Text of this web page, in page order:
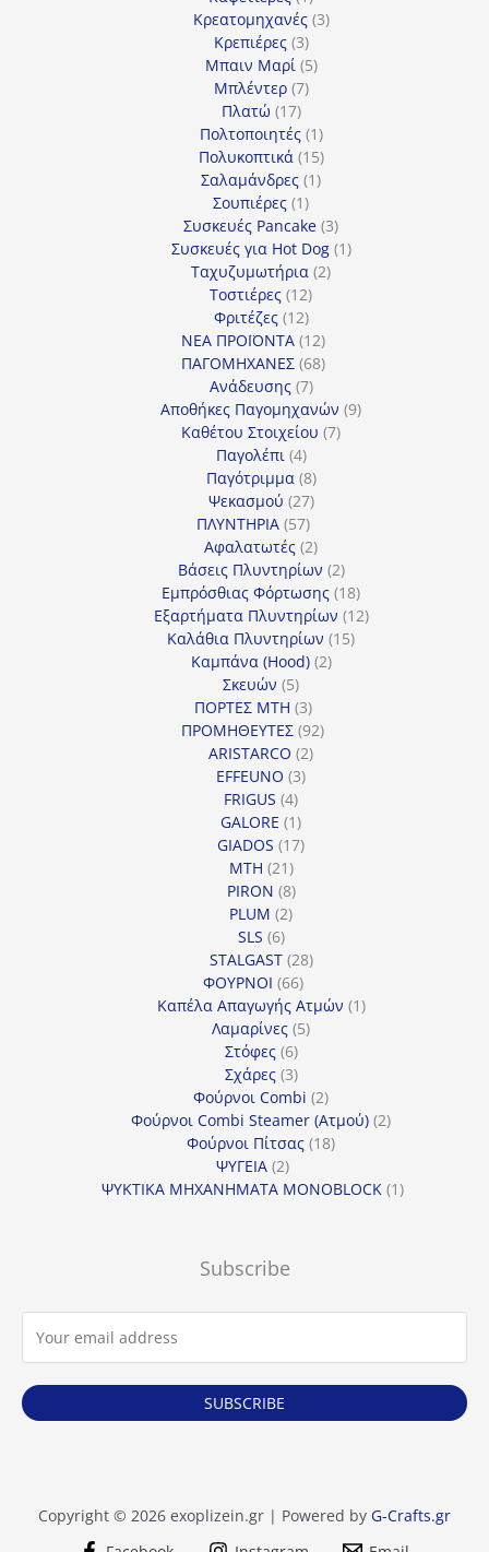
προϊόν
Κρεατομηχανές 33
Κρεπιέρες 33
προϊόντα
Μπαιν Μαρί 55
Μπλέντερ 77
Πλατώ 1717
προϊόντα
Πολτοποιητές 11
προϊόν
Πολυκοπτικά 1515
προϊόντα
Σαλαμάνδρες 11
Σουπιέρες 11
προϊόν
Συσκευές Pancake 33
προϊόντα
Συσκευές για Hot Dog 11
Ταχυζυμωτήρια 22
Τοστιέρες 1212
προϊόντα
Φριτέζες 1212
προϊόντα
ΝΕΑ ΠΡΟΪΟΝΤΑ 1212
προϊόντα
ΠΑΓΟΜΗΧΑΝΕΣ 6868
Ανάδευσης 77
προϊόντα
Αποθήκες Παγομηχανών 99
Καθέτου Στοιχείου 77
Παγολέπι 44
προϊόντα
Παγότριμμα 88
προϊόντα
Ψεκασμού 2727
προϊόντα
ΠΛΥΝΤΗΡΙΑ 5757
προϊόντα
Αφαλατωτές 22
προϊόντα
Βάσεις Πλυντηρίων 22
προϊόντα
Εμπρόσθιας Φόρτωσης 1818
προϊόντα
Εξαρτήματα Πλυντηρίων 1212
Καλάθια Πλυντηρίων 1515
Καμπάνα (Hood) 22
Σκευών 55
προϊόντα
ΠΟΡΤΕΣ MTH 33
προϊόντα
ΠΡΟΜΗΘΕΥΤΕΣ 9292
ARISTARCO 22
EFFEUNO 33
FRIGUS 44
προϊόντα
GALORE 11
προϊόν
GIADOS 1717
MTH 2121
προϊόντα
PIRON 88
προϊόντα
PLUM 22
SLS 66
προϊόντα
STALGAST 2828
ΦΟΥΡΝΟΙ 6666
προϊόντα
Καπέλα Απαγωγής Ατμών 11
Λαμαρίνες 55
Στόφες 66
προϊόντα
Σχάρες 33
προϊόντα
Φούρνοι Combi 22
προϊόντα
Φούρνοι Combi Steamer (Ατμού) 22
Φούρνοι Πίτσας 1818
ΨΥΓΕΙΑ 22
προϊόντα
ΨΥΚΤΙΚΑ ΜΗΧΑΝΗΜΑΤΑ MONOBLOCK 11
Subscribe
SUBSCRIBE
Copyright © 2026 exoplizein.gr | Powered by G-Crafts.gr